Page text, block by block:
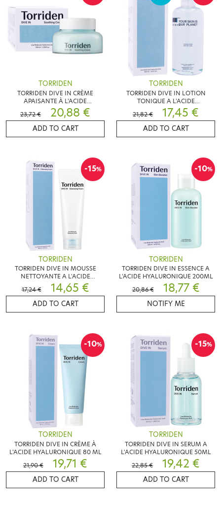
TORRIDEN
TORRIDEN DIVE IN CRÈME
APAISANTE À L'ACIDE
HYALURONIQUE 100 ML
23,72 € 20,88 €
ADD TO CART
TORRIDEN
TORRIDEN DIVE IN LOTION
TONIQUE A L'ACIDE
HYALURONIQUE 300ML
21,82 € 17,45 €
ADD TO CART
-15%
TORRIDEN
TORRIDEN DIVE IN MOUSSE
NETTOYANTE A L'ACIDE
HYALURONIQUE 150ML
17,24 € 14,65 €
ADD TO CART
-10%
TORRIDEN
TORRIDEN DIVE IN ESSENCE A
L'ACIDE HYALURONIQUE 200ML
20,86 €
18,77 €
NOTIFY ME
-10%
TORRIDEN
TORRIDEN DIVE IN CRÈME À
L'ACIDE HYALURONIQUE 80 ML
21,90 €
19,71 €
ADD TO CART
-15%
TORRIDEN
TORRIDEN DIVE IN SERUM A
L'ACIDE HYALURONIQUE 50ML
22,85 €
19,42 €
ADD TO CART